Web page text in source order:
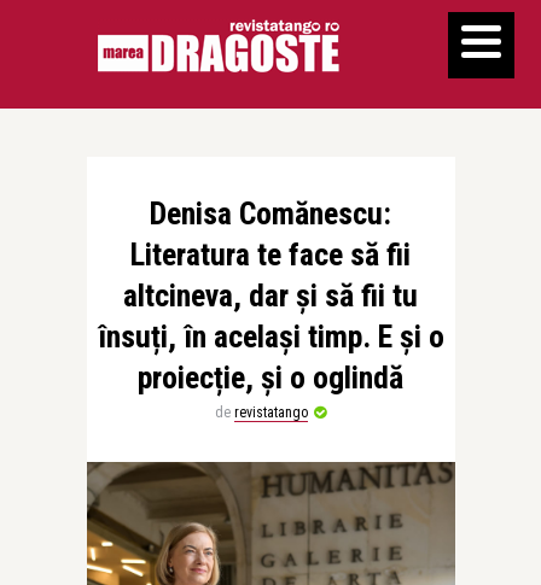
Denisa Comănescu:
Literatura te face să fii
altcineva, dar și să fii tu
însuți, în același timp. E și o
proiecție, și o oglindă
de revistatango